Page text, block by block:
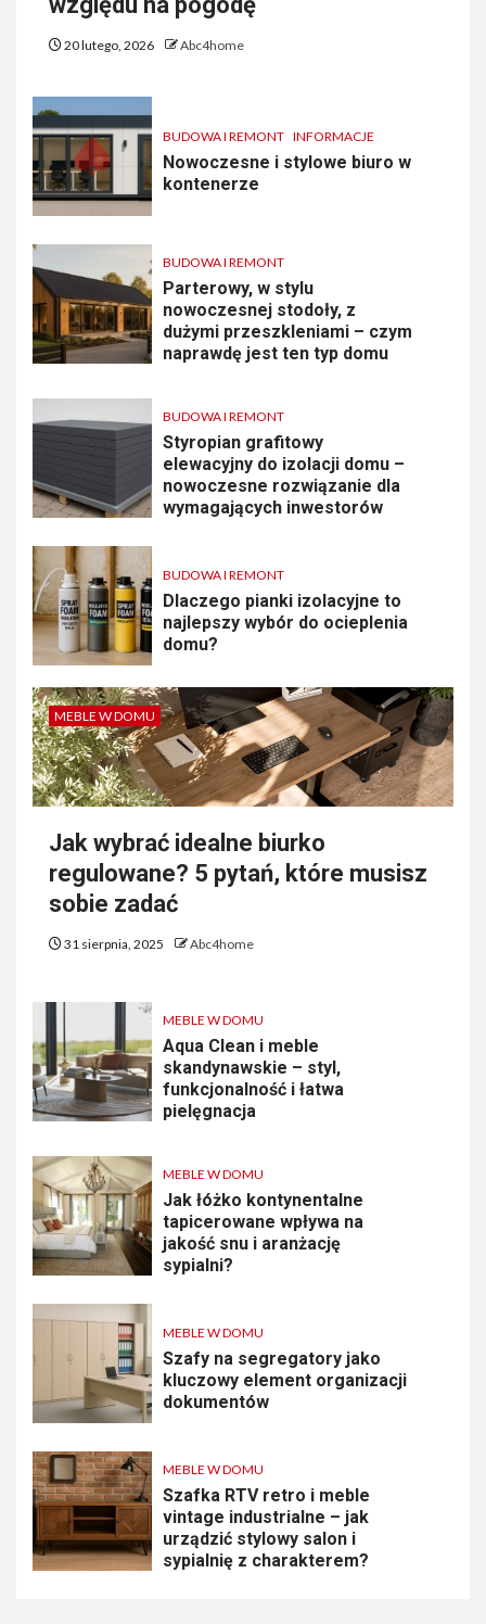
20 lutego, 2026 Abc4home
BUDOWA I REMONT INFORMACJE
Nowoczesne i stylowe biuro w
kontenerze
BUDOWA I REMONT
Parterowy, w stylu
nowoczesnej stodoły, z
dużymi przeszkleniami – czym
naprawdę jest ten typ domu
BUDOWA I REMONT
Styropian grafitowy
elewacyjny do izolacji domu –
nowoczesne rozwiązanie dla
wymagających inwestorów
BUDOWA I REMONT
Dlaczego pianki izolacyjne to
najlepszy wybór do ocieplenia
domu?
MEBLE W DOMU
Jak wybrać idealne biurko
regulowane? 5 pytań, które musisz
sobie zadać
31 sierpnia, 2025 Abc4home
MEBLE W DOMU
Aqua Clean i meble
skandynawskie – styl,
funkcjonalność i łatwa
pielęgnacja
MEBLE W DOMU
Jak łóżko kontynentalne
tapicerowane wpływa na
jakość snu i aranżację
sypialni?
MEBLE W DOMU
Szafy na segregatory jako
kluczowy element organizacji
dokumentów
MEBLE W DOMU
Szafka RTV retro i meble
vintage industrialne – jak
urządzić stylowy salon i
sypialnię z charakterem?